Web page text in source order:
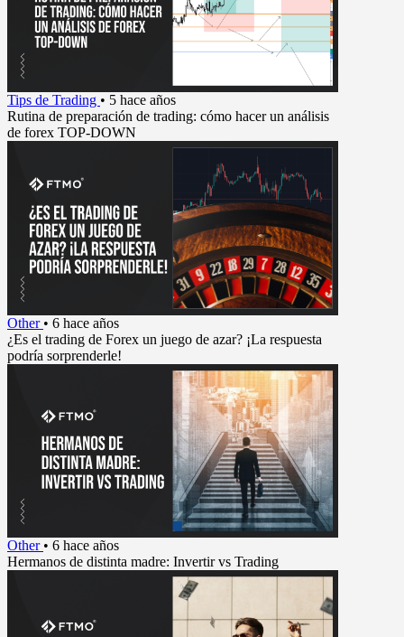
Tips de Trading • 5 hace años
Rutina de preparación de trading: cómo hacer un análisis
de forex TOP-DOWN
Other • 6 hace años
¿Es el trading de Forex un juego de azar? ¡La respuesta
podría sorprenderle!
Other • 6 hace años
Hermanos de distinta madre: Invertir vs Trading